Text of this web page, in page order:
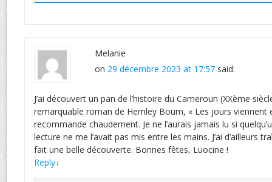
Melanie
on 29 décembre 2023 at 17:57 said:
J’ai découvert un pan de l’histoire du Cameroun (XXème
remarquable roman de Hemley Boum, « Les jours viennent
recommande chaudement. Je ne l’aurais jamais lu si
lecture ne me l’avait pas mis entre les mains. J’ai d’ailleurs
fait une belle découverte. Bonnes fêtes, Luocine !
Reply↓